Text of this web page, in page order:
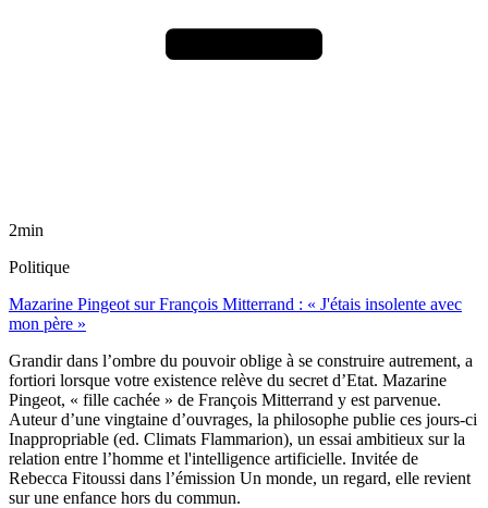
2min
Politique
Mazarine Pingeot sur François Mitterrand : « J'étais insolente avec
mon père »
Grandir dans l’ombre du pouvoir oblige à se construire autrement, a
fortiori lorsque votre existence relève du secret d’Etat. Mazarine
Pingeot, « fille cachée » de François Mitterrand y est parvenue.
Auteur d’une vingtaine d’ouvrages, la philosophe publie ces jours-ci
Inappropriable (ed. Climats Flammarion), un essai ambitieux sur la
relation entre l’homme et l'intelligence artificielle. Invitée de
Rebecca Fitoussi dans l’émission Un monde, un regard, elle revient
sur une enfance hors du commun.